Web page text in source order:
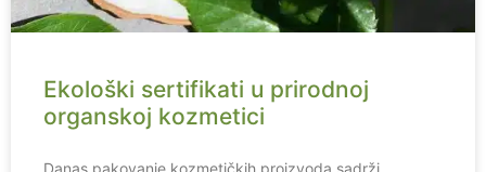
Ekološki sertifikati u prirodnoj
organskoj kozmetici
Danas pakovanje kozmetičkih proizvoda sadrži